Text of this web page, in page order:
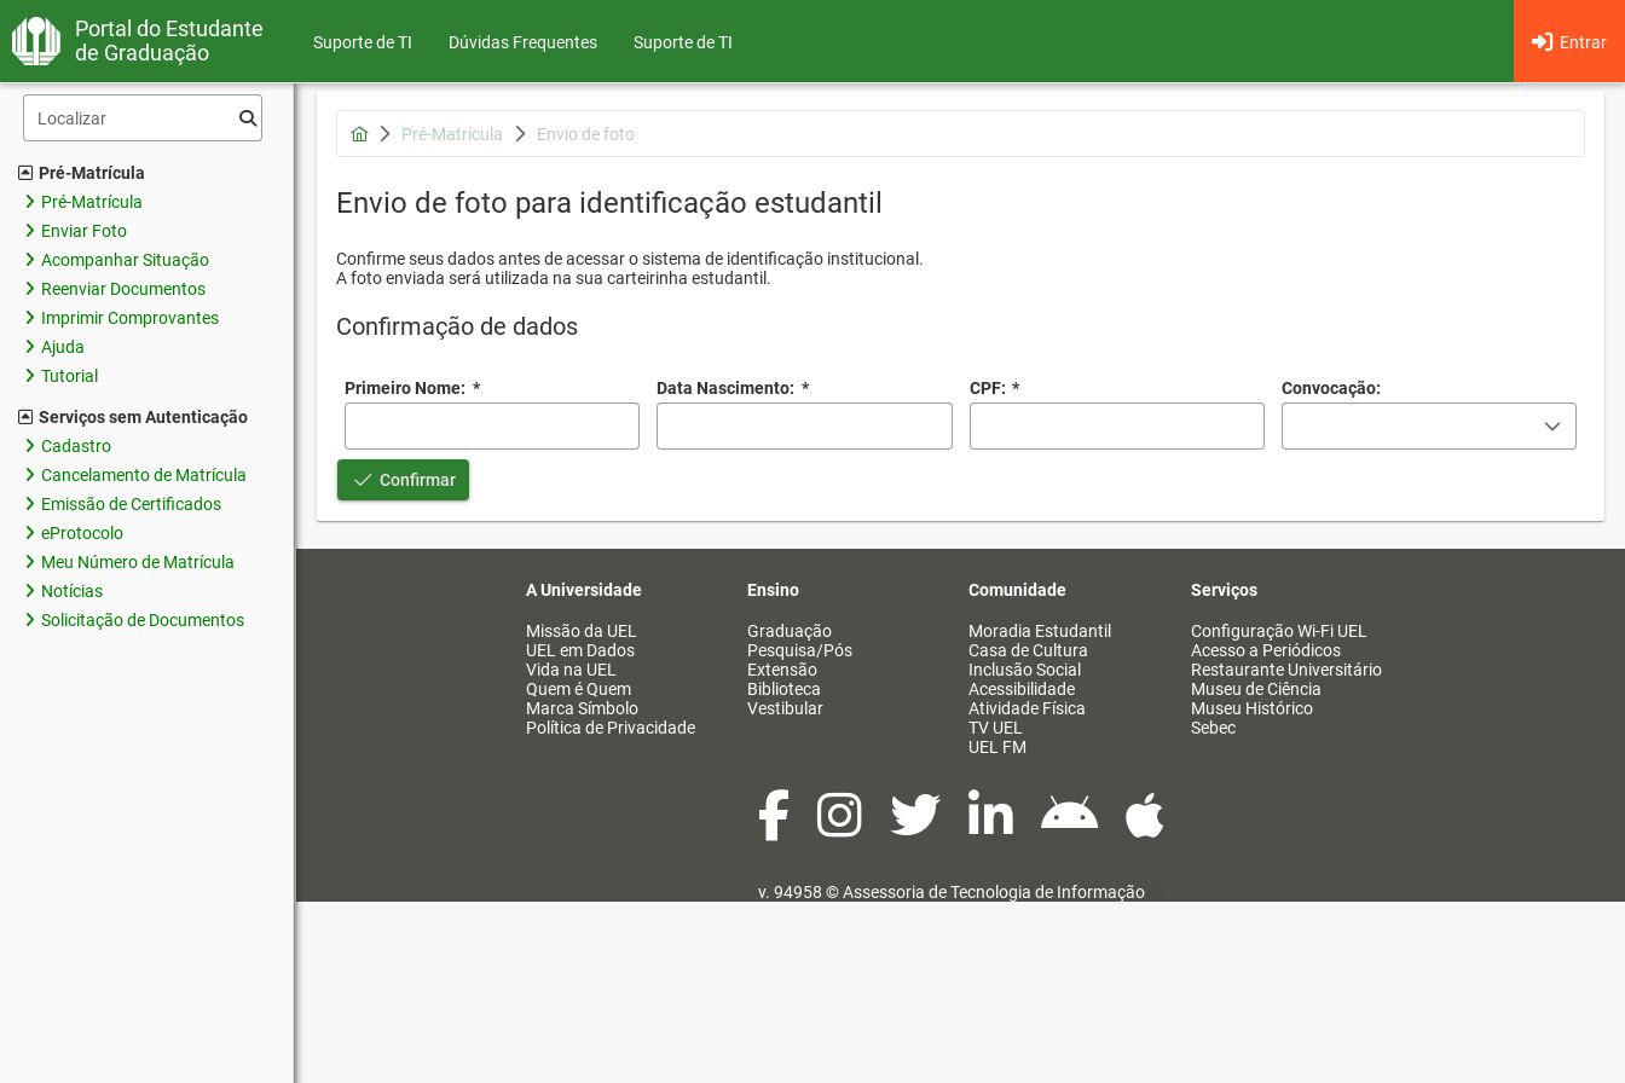
Portal do Estudante
de Graduação
Suporte de TI Dúvidas Frequentes Entrar
Suporte de TI
Pré-Matrícula
Pré-Matrícula
Enviar Foto
Acompanhar Situação
Reenviar Documentos
Imprimir Comprovantes
Ajuda
Tutorial
Serviços sem Autenticação
Cadastro
Cancelamento de Matrícula
Emissão de Certificados
eProtocolo
Meu Número de Matrícula
Notícias
Solicitação de Documentos
Pré-Matrícula Envio de foto
Envio de foto para identificação estudantil
Confirme seus dados antes de acessar o sistema de identificação institucional.
A foto enviada será utilizada na sua carteirinha estudantil.
Confirmação de dados
Primeiro Nome: * Data Nascimento: * CPF: * Convocação:
Confirmar
A Universidade
Missão da UEL
UEL em Dados
Vida na UEL
Quem é Quem
Marca Símbolo
Política de Privacidade
Ensino
Graduação
Pesquisa/Pós
Extensão
Biblioteca
Vestibular
Comunidade
Moradia Estudantil
Casa de Cultura
Inclusão Social
Acessibilidade
Atividade Física
TV UEL
UEL FM
Serviços
Configuração Wi-Fi UEL
Acesso a Periódicos
Restaurante Universitário
Museu de Ciência
Museu Histórico
Sebec
v. 94958 ©Assessoria de Tecnologia de Informação